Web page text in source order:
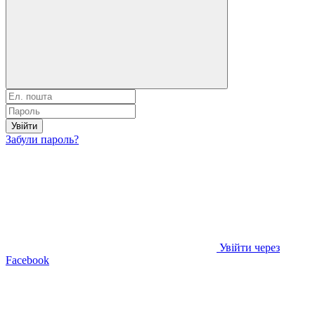
Увійти
Забули пароль?
Увійти через
Facebook